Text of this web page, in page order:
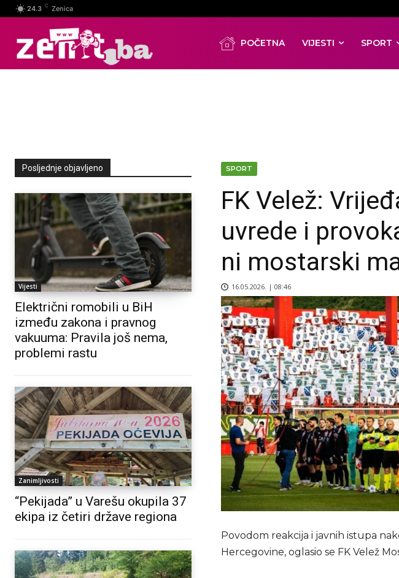
24.3 C Zenica
POČETNA VIJESTI SPORT
Posljednje objavljeno
Vijesti
Električni romobili u BiH
između zakona i pravnog
vakuuma: Pravila još nema,
problemi rastu
Zanimljivosti
“Pekijada” u Varešu okupila 37
ekipa iz četiri države regiona
SPORT
FK Velež:
uvrede i
ni mostarski
16.05.2026. | 08:46
Povodom reakcija i javnih istupa
Hercegovine, oglasio se FK Velež